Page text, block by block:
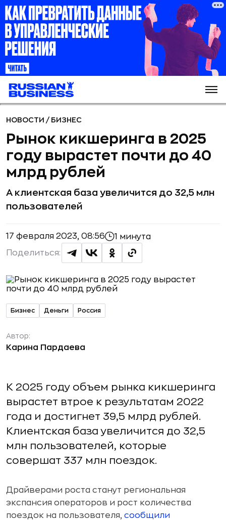
НОВОСТИ / БИЗНЕС
Рынок кикшеринга в 2025
году вырастет почти до 40
млрд рублей
А клиентская база увеличится до 32,5 млн
пользователей
17 февраля 2023, 08:56 1 минута
Поделиться:
Бизнес Деньги Россия
Автор:
Карина Пардаева
К 2025 году объем рынка кикшеринга
вырастет втрое к результатам 2022
года и достигнет 39,5 млрд рублей.
Клиентская база увеличится до 32,5
млн пользователей, которые
совершат 337 млн поездок.
Драйверами роста станут региональная
экспансия операторов и рост количества
поездок на пользователя, сообщили